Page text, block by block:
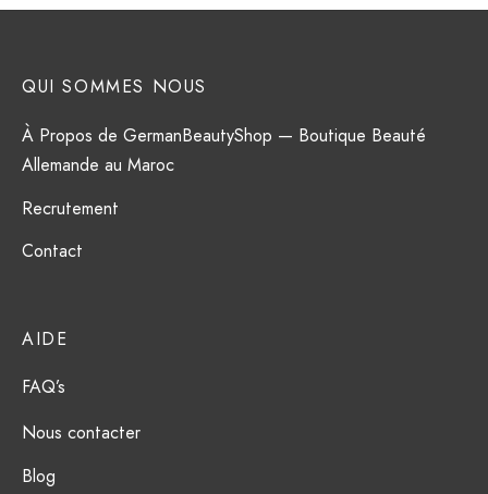
AIDE
FAQ’s
Nous contacter
Blog
QUI SOMMES NOUS
À Propos de GermanBeautyShop — Boutique Beauté
Allemande au Maroc
Recrutement
Contact